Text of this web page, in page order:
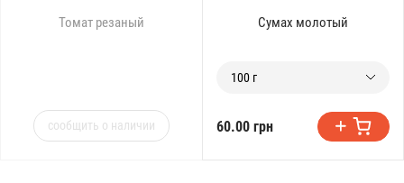
Томат резаный
сообщить о наличии
Сумах молотый
100 г
60.00 грн